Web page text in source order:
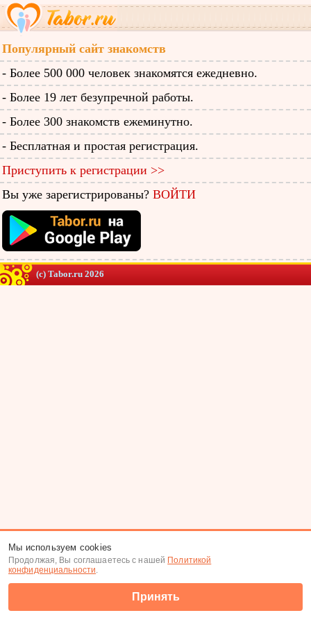
Популярный сайт знакомств
- Более 500 000 человек знакомятся ежедневно.
- Более 19 лет безупречной работы.
- Более 300 знакомств ежеминутно.
- Бесплатная и простая регистрация.
Приступить к регистрации >>
Вы уже зарегистрированы? ВОЙТИ
(c) Tabor.ru 2026
Мы используем cookies
Продолжая, Вы соглашаетесь с нашей Политикой
конфиденциальности.
Принять